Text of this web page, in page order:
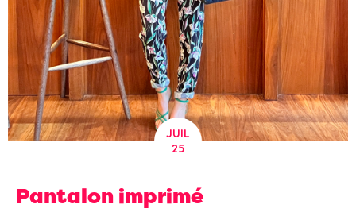
JUIL
25
Pantalon imprimé